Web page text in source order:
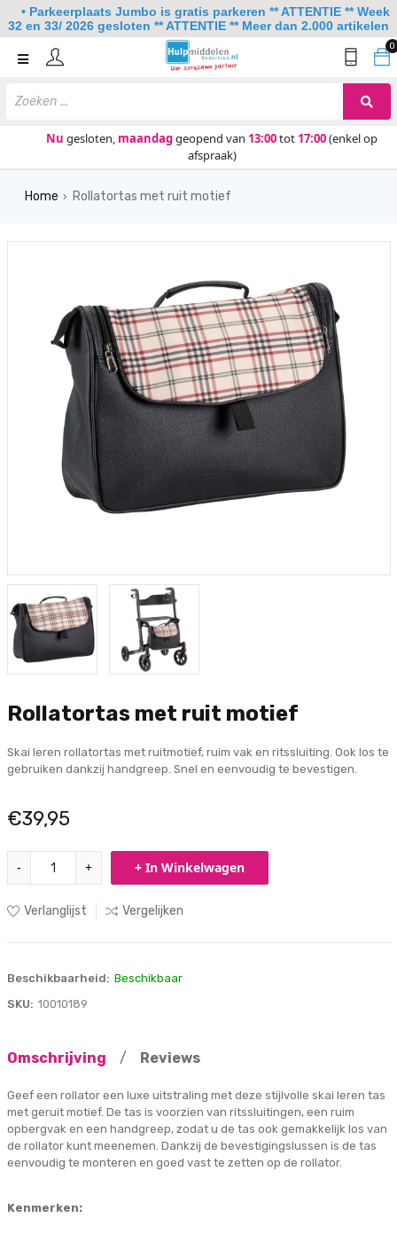
0
Nu gesloten, maandaggeopend van 13:00tot 17:00(enkel op
afspraak)
Home
Keuken
Over ons
Contact
Home › Rollatortas met ruit motief
Rollatortas met ruit motief
Skai leren rollatortas met ruitmotief, ruim vak en ritssluiting. Ook los te
gebruiken dankzij handgreep. Snel en eenvoudig te bevestigen.
€39,95
- + + In Winkelwagen
Verlanglijst Vergelijken
Beschikbaarheid: Beschikbaar
SKU: 10010189
Omschrijving / Reviews
Geef een rollator een luxe uitstraling met deze stijlvolle skai leren tas
met geruit motief. De tas is voorzien van ritssluitingen, een ruim
opbergvak en een handgreep, zodat u de tas ook gemakkelijk los van
de rollator kunt meenemen. Dankzij de bevestigingslussen is de tas
eenvoudig te monteren en goed vast te zetten op de rollator.
Kenmerken:
• Parkeerplaats Jumbo is gratis parkeren ** ATTENTIE ** Week
32 en 33/ 2026 gesloten ** ATTENTIE ** Meer dan 2.000 artikelen